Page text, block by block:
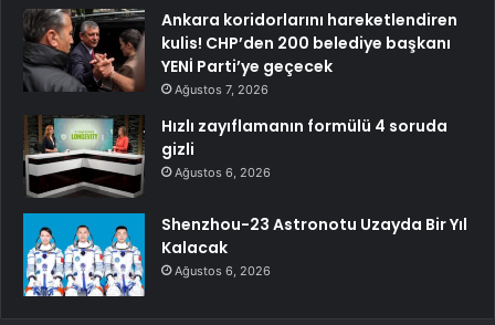
Ankara koridorlarını hareketlendiren
kulis! CHP’den 200 belediye başkanı
YENİ Parti’ye geçecek
Ağustos 7, 2026
Hızlı zayıflamanın formülü 4 soruda
gizli
Ağustos 6, 2026
Shenzhou-23 Astronotu Uzayda Bir Yıl
Kalacak
Ağustos 6, 2026